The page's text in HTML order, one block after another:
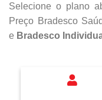
Selecione o plano
Preço Bradesco
e Bradesco